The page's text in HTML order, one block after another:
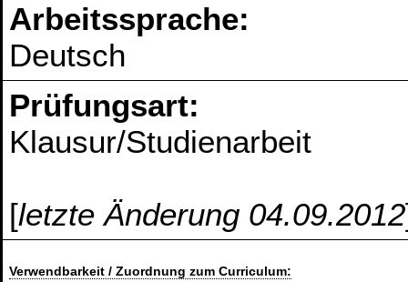
Arbeitssprache:
Deutsch
Prüfungsart:
Klausur/Studienarbeit
[letzte Änderung 04.09.2012
Verwendbarkeit / Zuordnung zum Curriculum: